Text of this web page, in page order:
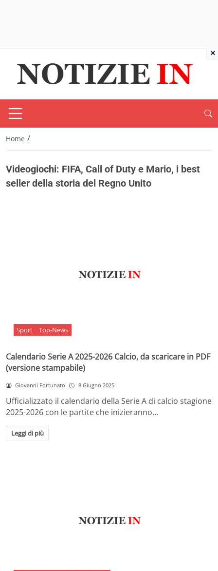
Home /
Videogiochi: FIFA, Call of Duty e Mario, i best
seller della storia del Regno Unito
Sport Top-News
Calendario Serie A 2025-2026 Calcio, da scaricare in PDF
(versione stampabile)
Giovanni Fortunato 8 Giugno 2025
Ufficializzato il calendario della Serie A di calcio stagione
2025-2026 con le partite che inizieranno…
Leggi di più
×